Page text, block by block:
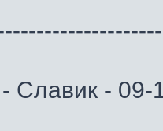
Славик - 09-